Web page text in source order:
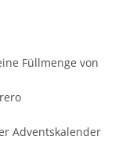
Füllmenge von
Adventskalender